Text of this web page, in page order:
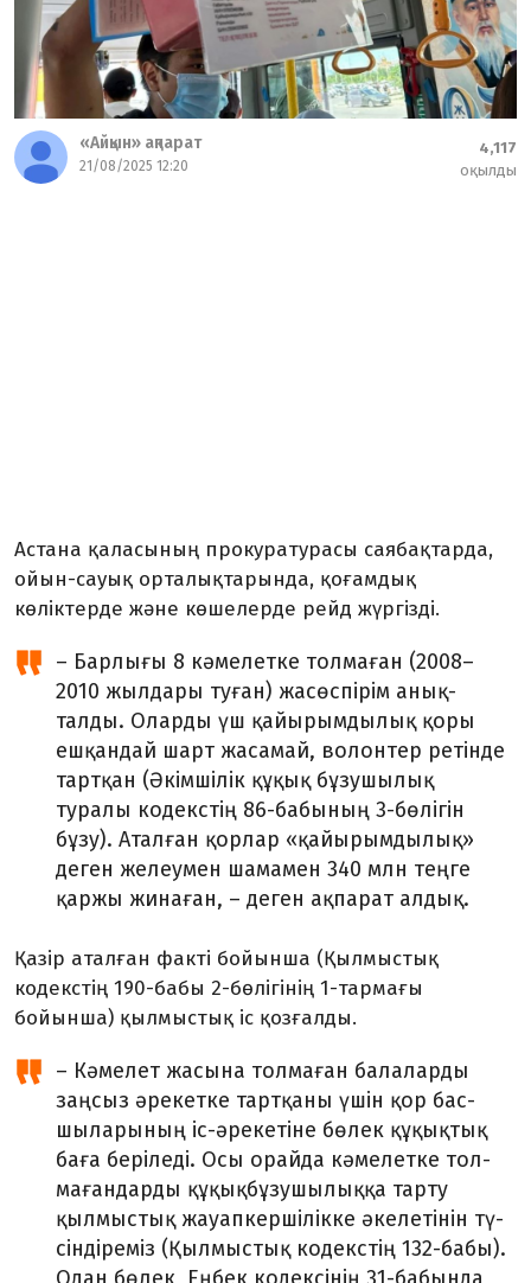
«Айқын» ақпарат
21/08/2025 12:20
4,117
оқылды
Астана қаласының прокуратурасы саябақтарда,
ойын-сауық орталықтарында, қоғамдық
көліктерде және көшелерде рейд жүргізді.
– Барлығы 8 кәмелетке толмаған (2008–
2010 жылдары туған) жасөспірім анық­
талды. Оларды үш қайырымдылық қоры
ешқандай шарт жасамай, волонтер ретінде
тартқан (Әкімшілік құқық бұзушылық
туралы кодекстің 86-бабының 3-бөлігін
бұзу). Аталған қорлар «қайырымдылық»
деген желеумен шамамен 340 млн теңге
қар­жы жинаған, – деген ақпарат алдық.
Қазір аталған факті бойынша (Қылмыстық
кодекстің 190-бабы 2-бөлігінің 1-тармағы
бойынша) қылмыстық іс қозғалды.
– Кәмелет жасына толмаған балаларды
заңсыз әрекетке тартқаны үшін қор бас­
шыларының іс-әрекетіне бөлек құқықтық
баға беріледі. Осы орайда кәмелетке тол­
мағандарды құқықбұзушылыққа тарту
қылмыстық жауапкершілікке әкелетінін тү­
сіндіреміз (Қылмыстық кодекстің 132-бабы).